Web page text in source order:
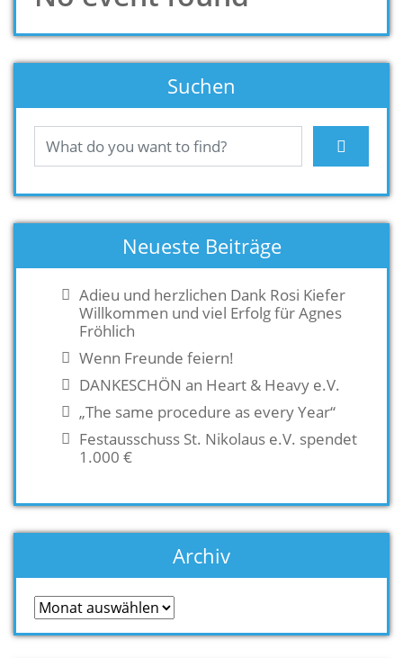
Suchen
Neueste Beiträge
Adieu und herzlichen Dank Rosi Kiefer
Willkommen und viel Erfolg für Agnes
Fröhlich
Wenn Freunde feiern!
DANKESCHÖN an Heart & Heavy e.V.
„The same procedure as every Year“
Festausschuss St. Nikolaus e.V. spendet
1.000 €
Archiv
Archiv